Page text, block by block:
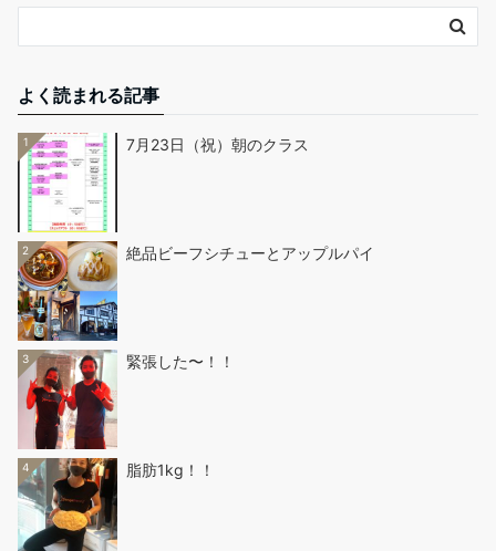
よく読まれる記事
1 7月23日（祝）朝のクラス
2 絶品ビーフシチューとアップルパイ
3 緊張した〜！！
4 脂肪1kg！！